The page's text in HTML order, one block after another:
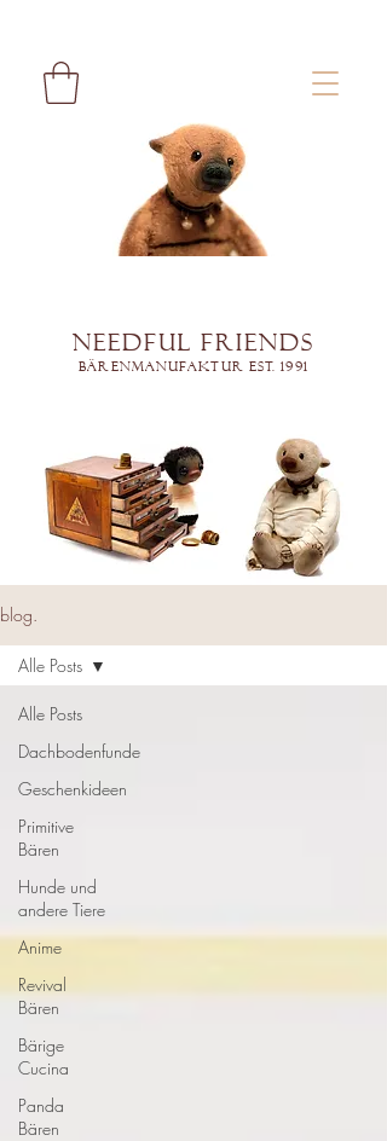
Needful Friends
Bärenmanufaktur est. 1991
blog.
Alle Posts
Dachbodenfunde
Geschenkideen
Primitive
Bären
Hunde und
andere Tiere
Anime
Revival
Bären
Bärige
Cucina
Panda
Bären
Alle Posts